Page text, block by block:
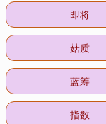
即将
菇质
蓝筹
指数